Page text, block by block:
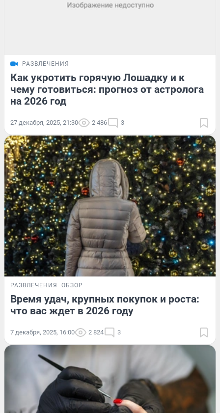
РАЗВЛЕЧЕНИЯ
Как укротить горячую Лошадку и к
чему готовиться: прогноз от астролога
на 2026 год
27 декабря, 2025, 21:30 2 486 3
РАЗВЛЕЧЕНИЯ ОБЗОР
Время удач, крупных покупок и роста:
что вас ждет в 2026 году
7 декабря, 2025, 16:00 2 824 3